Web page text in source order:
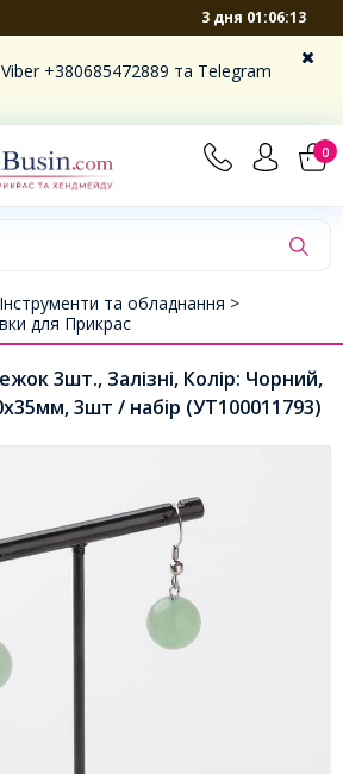
3 дня 01:06:13
+380685472889 та Telegram
0
Інструменти та обладнання >
для Прикрас
3шт., Залізні, Колір: Чорний,
3шт / набір (УТ100011793)